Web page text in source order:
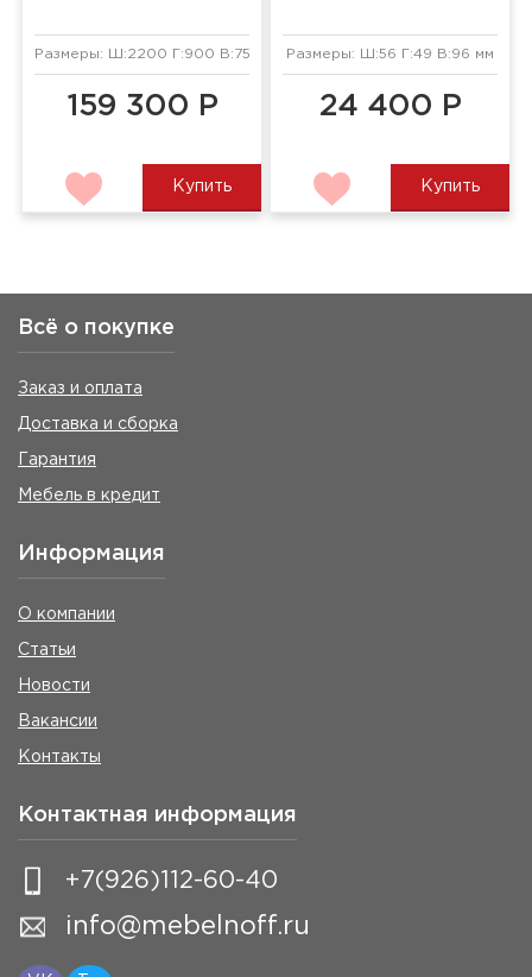
Размеры: Ш:2200 Г:900 В:750 мм
159 300 Р
Купить
Размеры: Ш:56 Г:49 В:96 мм
24 400 Р
Купить
Всё о покупке
Заказ и оплата
Доставка и сборка
Гарантия
Мебель в кредит
Информация
О компании
Статьи
Новости
Вакансии
Контакты
Контактная информация
+7(926)112-60-40
info@mebelnoff.ru